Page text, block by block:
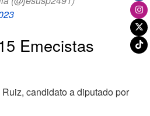
Emecistas
candidato a diputado por